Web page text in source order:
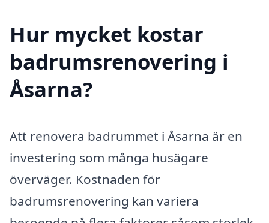
Hur mycket kostar
badrumsrenovering i
Åsarna?
Att renovera badrummet i Åsarna är en
investering som många husägare
överväger. Kostnaden för
badrumsrenovering kan variera